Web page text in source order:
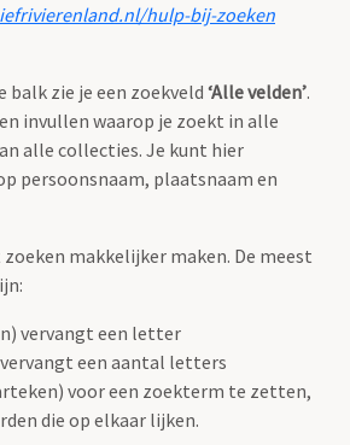
hulp-bij-zoeken
balk zie je een zoekveld ‘Alle velden’.
invullen waarop je zoekt in alle
alle collecties. Je kunt hier
persoonsnaam, plaatsnaam en
makkelijker maken. De meest
vervangt een letter
een aantal letters
voor een zoekterm te zetten,
die op elkaar lijken.